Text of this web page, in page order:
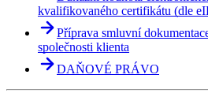
kvalifikovaného certifikátu (dle
Příprava smluvní
společnosti klienta
DAŇOVÉ PRÁVO